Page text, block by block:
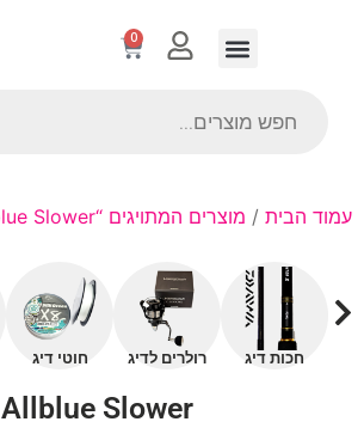
0
עמוד הבית / מוצרים המתויגים “Allblue Slower”
חכות דיג רולרים לדיג חוטי דיג
Allblue Slower